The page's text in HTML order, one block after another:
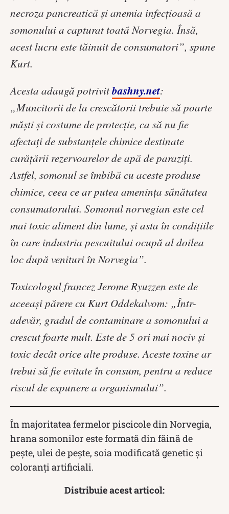
necroza pancreatică și anemia infecțioasă a
somonului a capturat toată Norvegia. Însă,
acest lucru este tăinuit de consumatori”, spune
Kurt.
Acesta adaugă potrivitbashny.net:
„Muncitorii de la crescătorii trebuie să poarte
măști și costume de protecție, ca să nu fie
afectaţi de substanțele chimice destinate
curăţării rezervoarelor de apă de paraziți.
Astfel, somonul se îmbibă cu aceste produse
chimice, ceea ce ar putea ameninţa sănătatea
consumatorului. Somonul norvegian este cel
mai toxic aliment din lume, şi asta în condiţiile
în care industria pescuitului ocupă al doilea
loc după venituri în Norvegia”.
Toxicologul francez Jerome Ryuzzen este de
aceeași părere cu Kurt Oddekalvom: „Într-
adevăr, gradul de contaminare a somonului a
crescut foarte mult. Este de 5 ori mai nociv și
toxic decât orice alte produse. Aceste toxine ar
trebui să fie evitate în consum, pentru a reduce
riscul de expunere a organismului”.
În majoritatea fermelor piscicole din Norvegia,
hrana somonilor este formată din făină de
peşte, ulei de peşte, soia modificată genetic şi
coloranţi artificiali.
Distribuie acest articol: